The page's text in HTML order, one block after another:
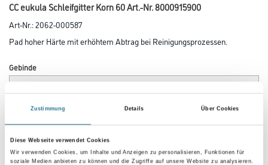
Zustimmung Details Über Cookies
Diese Webseite verwendet Cookies
Wir verwenden Cookies, um Inhalte und Anzeigen zu personalisieren, Funktionen für
soziale Medien anbieten zu können und die Zugriffe auf unsere Website zu analysieren.
CC eukula Schleifgitter Korn 60 Art.-Nr. 8000915900
Art-Nr.:2062-000587
Pad hoher Härte mit erhöhtem Abtrag bei Reinigungsprozessen.
Gebinde
Umrechnungsfaktoren